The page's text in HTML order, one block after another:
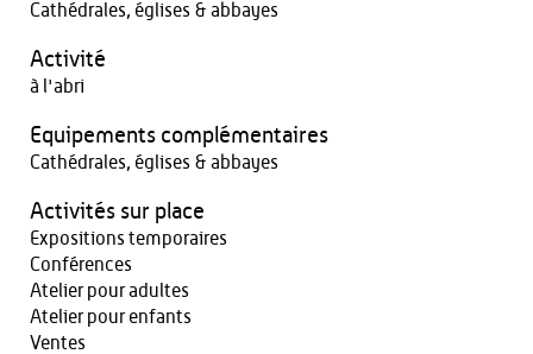
Cathédrales, églises & abbayes
Activité
à l'abri
Equipements complémentaires
Cathédrales, églises & abbayes
Activités sur place
Expositions temporaires
Conférences
Atelier pour adultes
Atelier pour enfants
Ventes